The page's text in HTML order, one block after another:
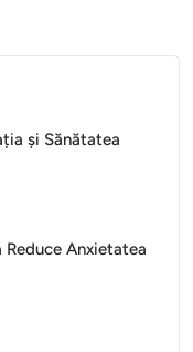
și Sănătatea
Anxietatea